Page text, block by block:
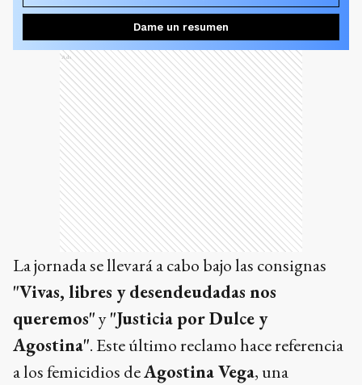
Dame un resumen
Ads
La jornada se llevará a cabo bajo las consignas
"Vivas, libres y desendeudadas nos
queremos"y"Justicia por Dulce y
Agostina". Este último reclamo hace referencia
a los femicidios deAgostina Vega, una